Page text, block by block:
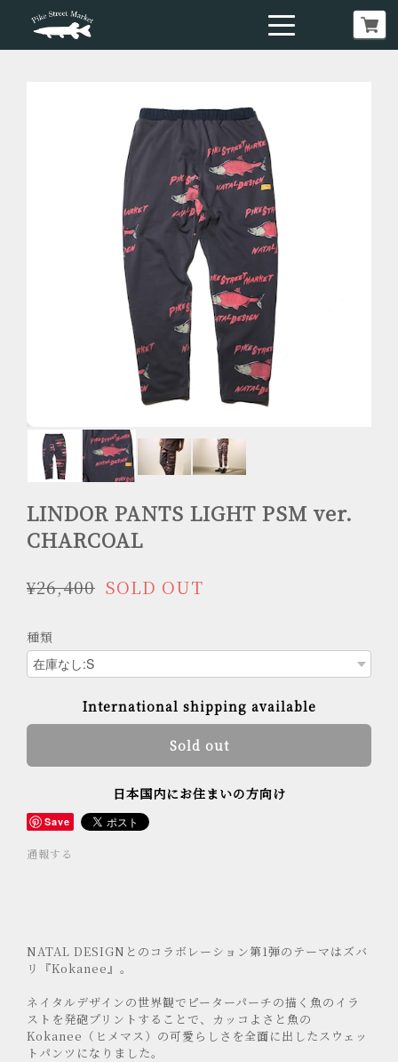
LINDOR PANTS LIGHT PSM ver.
CHARCOAL
¥26,400 SOLD OUT
種類
International shipping available
Sold out
日本国内にお住まいの方向け
Save
通報する
NATAL DESIGNとのコラボレーション第1弾のテーマはズバ
リ『Kokanee』。
ネイタルデザインの世界観でピーターパーチの描く魚のイラ
ストを発砲プリントすることで、カッコよさと魚の
Kokanee（ヒメマス）の可愛らしさを全面に出したスウェッ
トパンツになりました。